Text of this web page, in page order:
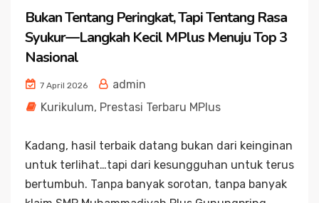
Bukan Tentang Peringkat, Tapi Tentang Rasa
Syukur—Langkah Kecil MPlus Menuju Top 3
Nasional
7 April 2026
admin
Kurikulum, Prestasi Terbaru MPlus
Kadang, hasil terbaik datang bukan dari keinginan
untuk terlihat…tapi dari kesungguhan untuk terus
bertumbuh. Tanpa banyak sorotan, tanpa banyak